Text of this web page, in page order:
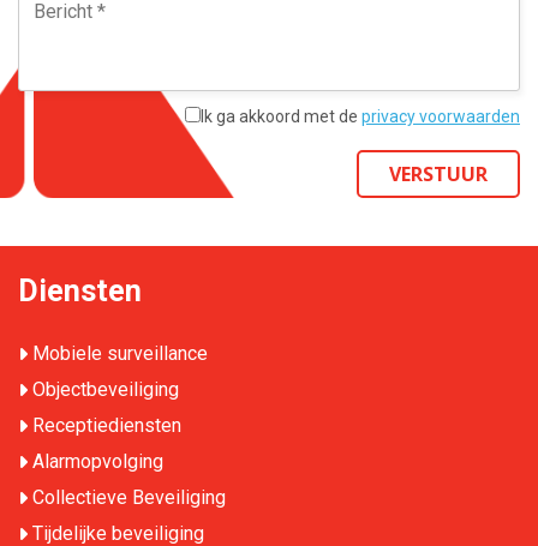
Ik ga akkoord met de privacy voorwaarden
VERSTUUR
Diensten
Mobiele surveillance
Objectbeveiliging
Receptiediensten
Alarmopvolging
Collectieve Beveiliging
Tijdelijke beveiliging